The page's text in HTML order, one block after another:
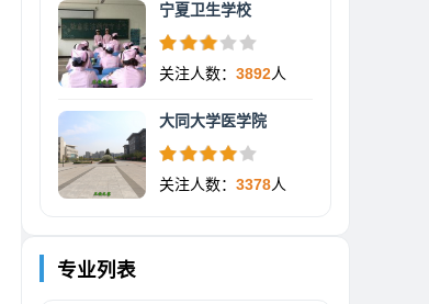
宁夏卫生学校
关注人数： 3892人
大同大学医学院
关注人数： 3378人
专业列表